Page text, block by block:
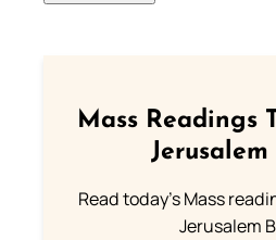
Mass Readings
Read today's Mass
Jerusalem